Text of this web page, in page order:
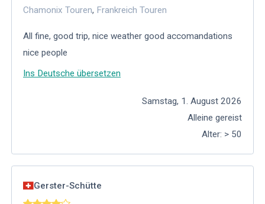
Chamonix Touren, Frankreich Touren
All fine, good trip, nice weather good accomandations
nice people
Ins Deutsche übersetzen
Samstag, 1. August 2026
Alleine gereist
Alter: > 50
Gerster-Schütte